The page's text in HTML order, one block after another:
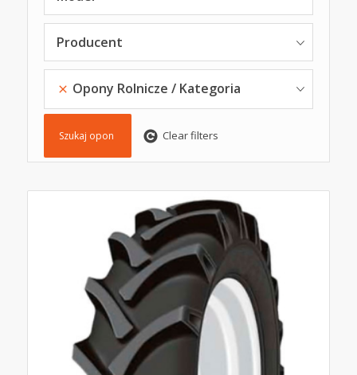
Producent
Opony Rolnicze Kategoria
Szukaj opon Clear filters